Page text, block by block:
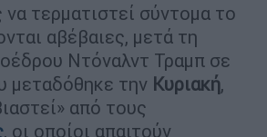
να τερματιστεί σύντομα το
αβέβαιες, μετά τη
Ντόναλντ Τραμπ σε
μεταδόθηκε την Κυριακή,
από τους
, οι οποίοι απαιτούν